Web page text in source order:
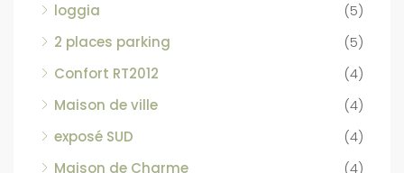
loggia
(5)
2 places parking
(5)
Confort RT2012
(4)
Maison de ville
(4)
exposé SUD
(4)
Maison de Charme
(4)